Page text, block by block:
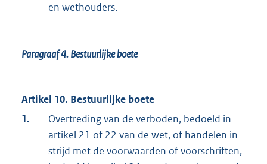
en wethouders.
Paragraaf 4.Bestuurlijke boete
Artikel 10. Bestuurlijke boete
1.
Overtreding van de verboden, bedoeld in
artikel 21 of 22 van de wet, of handelen in
strijd met de voorwaarden of voorschriften,